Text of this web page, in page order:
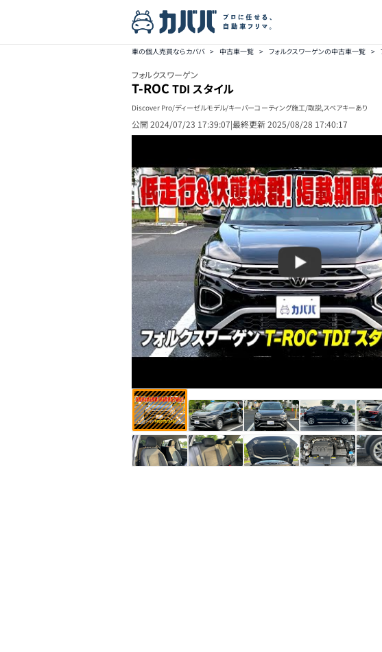
車の個人売買ならカババ > 中古車一覧 > フォルクスワーゲンの中古車一覧 >
フォルクスワーゲン
T-ROCTDI スタイル
Discover Pro/ディーゼルモデル/キーパーコーティング施工/取説,スペアキーあり
公開 2024/07/23 17:39:07|最終更新2025/08/28 17:40:17